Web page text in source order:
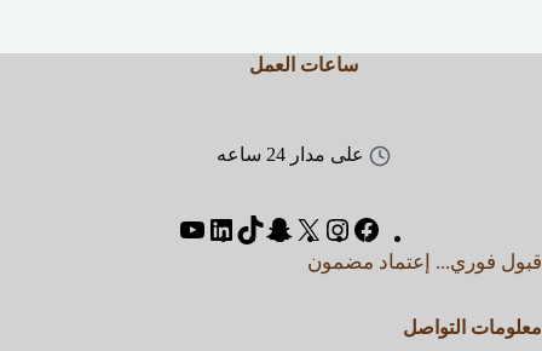
ساعات العمل
على مدار 24 ساعه
قبول فوري... إعتماد مضمون
معلومات التواصل